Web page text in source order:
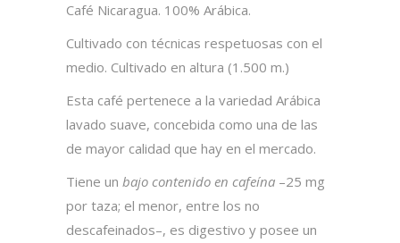
Café Nicaragua. 100% Arábica.
Cultivado con técnicas respetuosas con el
medio. Cultivado en altura (1.500 m.)
Esta café pertenece a la variedad Arábica
lavado suave, concebida como una de las
de mayor calidad que hay en el mercado.
Tiene un bajo contenido en cafeína –25 mg
por taza; el menor, entre los no
descafeinados–, es digestivo y posee un